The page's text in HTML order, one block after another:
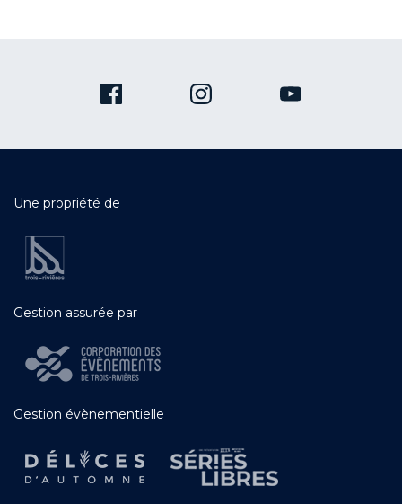
Une propriété de
Gestion assurée par
Gestion évènementielle